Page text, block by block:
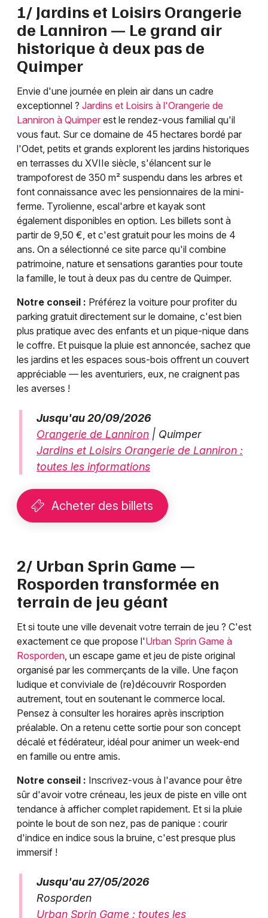
1/ Jardins et Loisirs Orangerie
de Lanniron — Le grand air
historique à deux pas de
Quimper
Envie d'une journée en plein air dans un cadre
exceptionnel ? Jardins et Loisirs à l'Orangerie de
Lanniron à Quimper est le rendez-vous familial qu'il
vous faut. Sur ce domaine de 45 hectares bordé par
l'Odet, petits et grands explorent les jardins historiques
en terrasses du XVIIe siècle, s'élancent sur le
trampoforest de 350 m² suspendu dans les arbres et
font connaissance avec les pensionnaires de la mini-
ferme. Tyrolienne, escal'arbre et kayak sont
également disponibles en option. Les billets sont à
partir de 9,50 €, et c'est gratuit pour les moins de 4
ans. On a sélectionné ce site parce qu'il combine
patrimoine, nature et sensations garanties pour toute
la famille, le tout à deux pas du centre de Quimper.
Notre conseil : Préférez la voiture pour profiter du
parking gratuit directement sur le domaine, c'est bien
plus pratique avec des enfants et un pique-nique dans
le coffre. Et puisque la pluie est annoncée, sachez que
les jardins et les espaces sous-bois offrent un couvert
appréciable — les aventuriers, eux, ne craignent pas
les averses !
Jusqu'au 20/09/2026
Orangerie de Lanniron | Quimper
Jardins et Loisirs Orangerie de Lanniron :
toutes les informations
Acheter des billets
2/ Urban Sprin Game —
Rosporden transformée en
terrain de jeu géant
Et si toute une ville devenait votre terrain de jeu ? C'est
exactement ce que propose l'Urban Sprin Game à
Rosporden, un escape game et jeu de piste original
organisé par les commerçants de la ville. Une façon
ludique et conviviale de (re)découvrir Rosporden
autrement, tout en soutenant le commerce local.
Pensez à consulter les horaires après inscription
préalable. On a retenu cette sortie pour son concept
décalé et fédérateur, idéal pour animer un week-end
en famille ou entre amis.
Notre conseil : Inscrivez-vous à l'avance pour être
sûr d'avoir votre créneau, les jeux de piste en ville ont
tendance à afficher complet rapidement. Et si la pluie
pointe le bout de son nez, pas de panique : courir
d'indice en indice sous la bruine, c'est presque plus
immersif !
Jusqu'au 27/05/2026
Rosporden
Urban Sprin Game : toutes les